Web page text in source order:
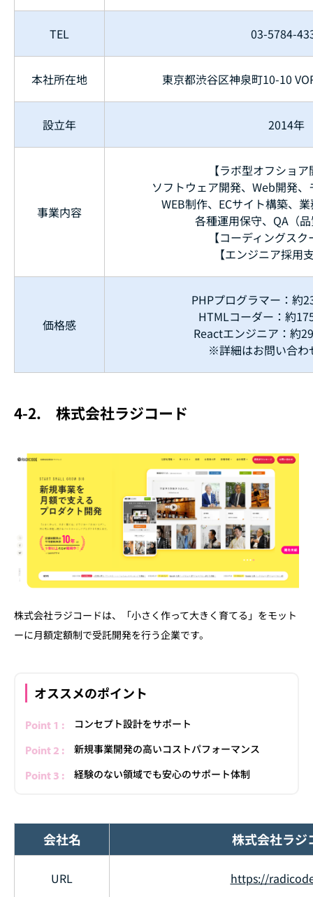
TEL 03-5784-
本社所在地 東京都渋谷区神泉町10-10
設立年 2014年
事業内容
【ラボ型オフショ
ソフトウェア開発、Web開発
WEB制作、ECサイト構築、
各種運用保守、QA（
【コーディングス
【エンジニア採用
価格感
PHPプログラマー：約
HTMLコーダー：約
Reactエンジニア：約
※詳細はお問い合わ
4-2. 株式会社ラジコード
株式会社ラジコードは、「小さく作って大きく育てる」をモット
ーに月額定額制で受託開発を行う企業です。
オススメのポイント
コンセプト設計をサポート
新規事業開発の高いコストパフォーマンス
経験のない領域でも安心のサポート体制
会社名 株式会社ラジ
URL https://